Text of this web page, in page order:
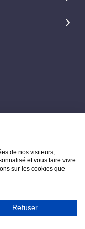
réservés.
de nos visiteurs,
et vous faire vivre
sur les cookies que
Refuser